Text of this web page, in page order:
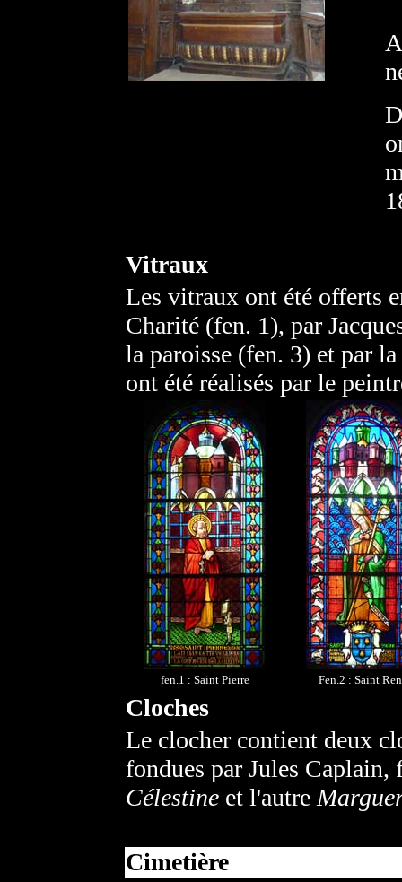
Vitraux
Les vitraux ont été offerts
Charité (fen. 1), par
la paroisse (fen. 3) et par
ont été réalisés par le
fen.1 : Saint Pierre Fen.2 : Saint
Cloches
Le clocher contient deux
fondues par Jules
Célestine et l'autre
Cimetière